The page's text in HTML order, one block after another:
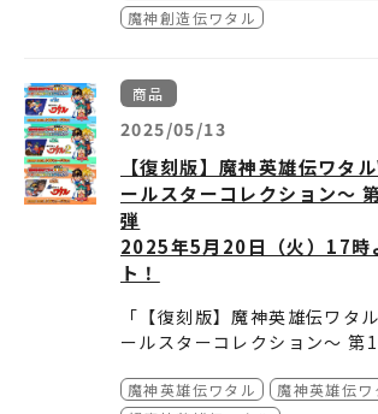
2026年2月1日（日）9時30分
公演終了後～21時まで（予定）
※物販の開始時刻ならびに販売
※公演の開場時間30分前より
時販売を中止させていただく
す。
※チケットをお持ちでないお
めいただけますが、開場中は
※会場内外におきましては、
密集やトレーディング行為等
ただきます。
※18時30分～夜公演終了まで
方には先着で、＜会場特典：復
る際、「特製ノート」に引き
させていただきます。「特製
出してご用意ください。
・お渡しした＜会場特典：復
に『アタリのシール』が付い
「田中真弓さん直筆サイン入
ー」をプレゼントいたします。
※直筆サイン入りポスターは、
ります。
・本会場でも予約特典「特製
だくことで、先着でBlu-ray会
・申込期間：11月10日（月）
日（日）23:59 ※イープラ
・申込期間：12月13日（
ープラスのみ
※一般発売での通し券の販売は
※先着順の販売となり、予定
了となります。
▼お申し込みはこちら
https://eplus.jp/
【枚数制限】
※特典につきましては各チェー
・Amazon.co.jp：メガジャケ
・セブンネットショッピング
ター
用。（Amazonのみスリーブ
※特典の有無については、各店
ださい。
※特典はなくなり次第、終了と
『魔神英雄伝ワタル』『魔神
コンプリート・サウンドトラッ
音楽：兼崎 順一、門倉 聡、神
もしろカッコいいコンサート
演奏：仙台フィルハーモニー
成大輝、歌唱：a・chi - a・chi
DISC1-2
『魔神英雄伝ワタル』オリジ
ラック（DISC1,DISC2:Tr.1-31
『魔神英雄伝ワタル』サウン
リエーション（DISC2:Tr.32-
DISC 3-4
『魔神英雄伝ワタル２』オリ
『魔神英雄伝ワタル２』サウ
ァリエーション（
『魔神英雄伝ワタル２』エデ
SC4:Tr.47-53）
『魔神英雄伝ワタル』エディ
5:Tr.1-11）
仙台フィルハーモニー管弦楽
メント定期 第4回
魔神英雄伝ワタル＆ワタル2～
DISC 5
れてきた「ワタル」シリーズ
いただける“おもしろカッコい
る”体験型コンテンツをたくさ
ます！
ガイドでは、創界山の救世主・
V：田中真弓）と宙部界の救世
（CV：田村睦心）がそれぞれ
た出来事を振り返る冒険談が
彼らの伝説を展示と一緒にお
価格：1,000円（税込）
➁MRキャラクターによ
ング
『魔神英雄伝ワタル』より戦
➂フォトスポット
作品の世界観に入り込んだ写
スポットを多数ご用意してお
★魔神英雄伝ワタル 龍
ット
■魔神創造伝ワタル ブ
④『魔神創造伝ワタル
ーティング
展示会場内に『魔神創造伝ワ
登場いたします!!
※諸般の事情により、時間・
ございます。予めご了承くだ
・日程
➁ 7月20日（日）
・時間 ※全日程とも同時間と
魔神創造伝ワタル
商品
2025/05/13
【復刻版】魔神英雄伝ワタ
ールスターコレクション～
弾
2025年5月20日（火）17時
ト！
「【復刻版】魔神英雄伝ワタ
ールスターコレクション～ 第
ト！
2018年に発売された、TVアニ
魔神英雄伝ワタル
魔神英雄伝ワ